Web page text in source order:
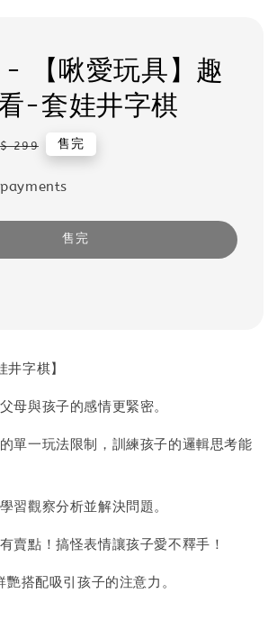
【啾愛玩具】趣
-套娃井字棋
299 售完
售完
井字棋】
母與孩子的感情更緊密。
單一玩法限制，訓練孩子的邏輯思考能
習觀察分析並解決問題。
賣點！搞怪表情讓孩子愛不釋手！
搭配吸引孩子的注意力。